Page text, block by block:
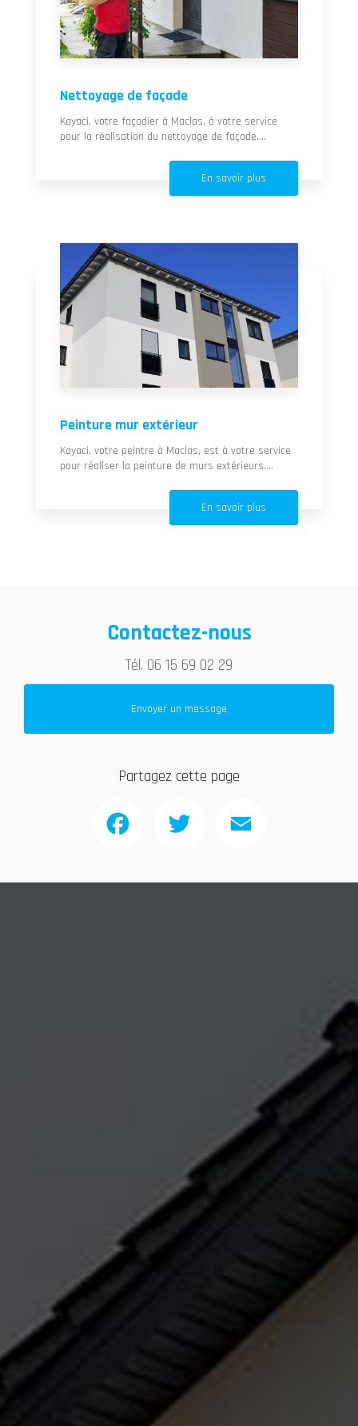
Nettoyage de façade
Kayaci, votre façadier à Maclas, à votre service
pour la réalisation du nettoyage de façade....
En savoir plus
Peinture mur extérieur
Kayaci, votre peintre à Maclas, est à votre service
pour réaliser la peinture de murs extérieurs....
En savoir plus
Contactez-nous
Tél. 06 15 69 02 29
Envoyer un message
Partagez cette page